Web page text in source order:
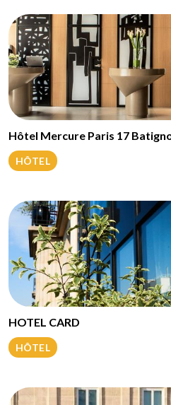
Hôtel Mercure Paris 17
HÔTEL
HOTEL CARD
HÔTEL